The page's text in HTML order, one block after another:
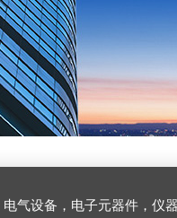
电气设备，电子元器件，仪